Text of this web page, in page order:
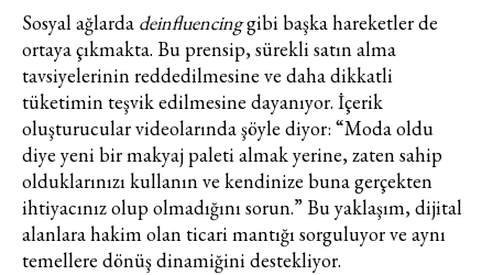
yoluyla tarafıma yapılmasına onay
ve bu kapsamda/ amaçla ad/
soyad ve e-posta adresi verilerimin
işlenmesine açık rıza veriyorum.
KAYDET KAPAT
Sosyal ağlarda deinfluencinggibi başka hareketler de
ortaya çıkmakta. Bu prensip, sürekli satın alma
tavsiyelerinin reddedilmesine ve daha dikkatli
tüketimin teşvik edilmesine dayanıyor. İçerik
oluşturucular videolarında şöyle diyor: “Moda oldu
diye yeni bir makyaj paleti almak yerine, zaten sahip
olduklarınızı kullanın ve kendinize buna gerçekten
ihtiyacınız olup olmadığını sorun.” Bu yaklaşım, dijital
alanlara hakim olan ticari mantığı sorguluyor ve aynı
temellere dönüş dinamiğini destekliyor.